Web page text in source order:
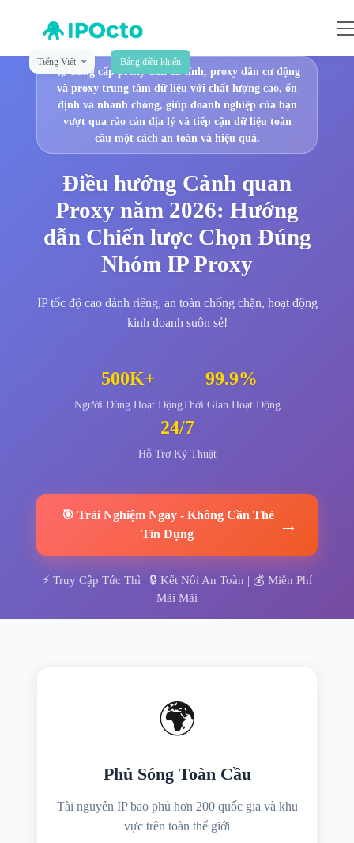
Tiếng Việt Bảng điều khiển
🚀Cung cấp proxy dân cư tĩnh, proxy dân cư động
và proxy trung tâm dữ liệu với chất lượng cao, ổn
định và nhanh chóng, giúp doanh nghiệp của bạn
vượt qua rào cản địa lý và tiếp cận dữ liệu toàn
cầu một cách an toàn và hiệu quả.
Điều hướng Cảnh quan
Proxy năm 2026: Hướng
dẫn Chiến lược Chọn Đúng
Nhóm IP Proxy
IP tốc độ cao dành riêng, an toàn chống chặn, hoạt động
kinh doanh suôn sẻ!
500K+
Người Dùng Hoạt Động
99.9%
Thời Gian Hoạt Động
24/7
Hỗ Trợ Kỹ Thuật
🎯 Trải Nghiệm Ngay- Không Cần Thẻ
Tín Dụng
→
⚡ Truy Cập Tức Thì | 🔒 Kết Nối An Toàn | 💰 Miễn Phí
Mãi Mãi
🌍
Phủ Sóng Toàn Cầu
Tài nguyên IP bao phủ hơn 200 quốc gia và khu
vực trên toàn thế giới